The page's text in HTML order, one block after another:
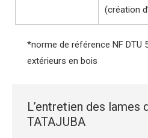
(création
*norme de référence NF DTU
extérieurs en bois
L’entretien des lames
TATAJUBA